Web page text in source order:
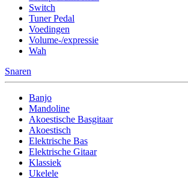
Switch
Tuner Pedal
Voedingen
Volume-/expressie
Wah
Snaren
Banjo
Mandoline
Akoestische Basgitaar
Akoestisch
Elektrische Bas
Elektrische Gitaar
Klassiek
Ukelele